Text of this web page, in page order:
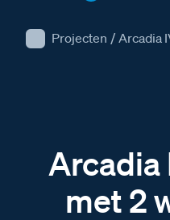
Projecten / Arcadia
Arcadia
met 2